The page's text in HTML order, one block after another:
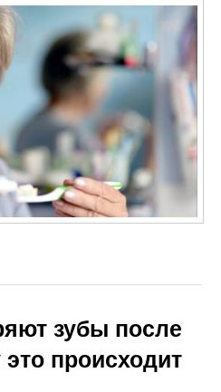
зубы после
происходит